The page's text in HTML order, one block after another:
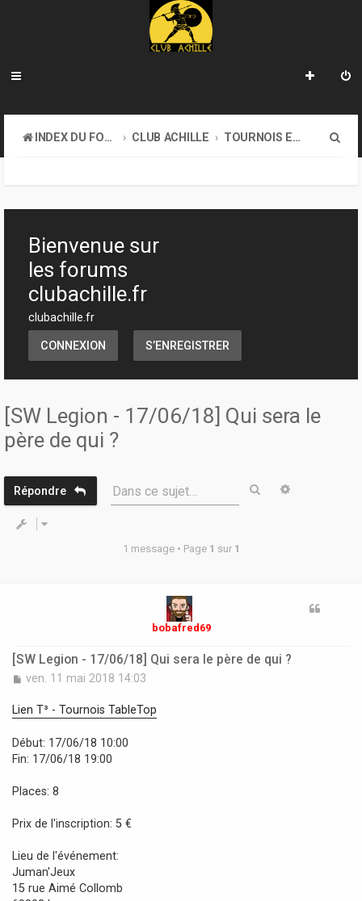
INDEX DU FORUM CLUB ACHILLE TOURNOIS ET EVENEMENTS
h
Bienvenue sur
les forums
clubachille.fr
clubachille.fr
CONNEXION S’ENREGISTRER
[SW Legion - 17/06/18] Qui sera le
père de qui ?
Répondre Dans ce sujet… Rechercher
1 message • Page 1 sur 1
bobafred69
[SW Legion - 17/06/18] Qui sera le père de qui ?
M
s
s
g
e
ven. 11 mai 2018 14:03
Lien T³ - Tournois TableTop
Début: 17/06/18 10:00
Fin: 17/06/18 19:00
Places: 8
Prix de l'inscription: 5 €
Lieu de l'événement:
Juman'Jeux
15 rue Aimé Collomb